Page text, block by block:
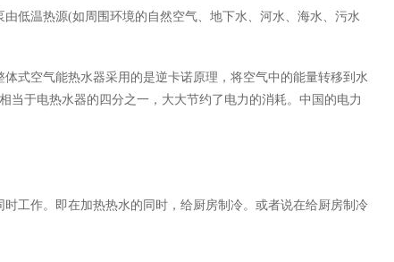
由低温热源(如周围环境的自然空气、地下水、河水、海水、污水
式空气能热水器采用的是逆卡诺原理，将空气中的能量转移到水
当于电热水器的四分之一，大大节约了电力的消耗。中国的电力
工作。即在加热热水的同时，给厨房制冷。或者说在给厨房制冷